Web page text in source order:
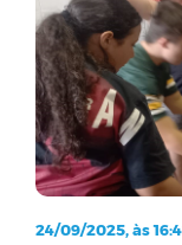
24/09/2025, às